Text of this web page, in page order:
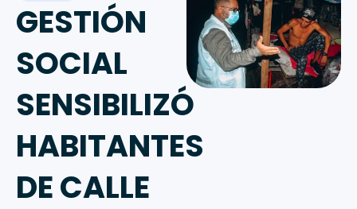
GESTIÓN
SOCIAL
SENSIBILIZÓ
HABITANTES
DE CALLE